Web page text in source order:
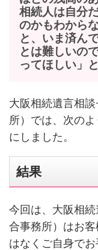
相続人は自分
のかもわから
と、いま済ん
とは難しいの
ってほしい」
大阪相続遺言相
所）では、次の
にしました。
結果
今回は、大阪相
合事務所）はお
はなくご自身で